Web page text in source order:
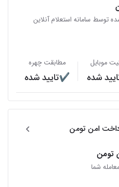
توسط سامانه استعلام آنلاین
موبایل مطابقت چهره
شده ✔️تایید شده
امن تومن
تومن
شما